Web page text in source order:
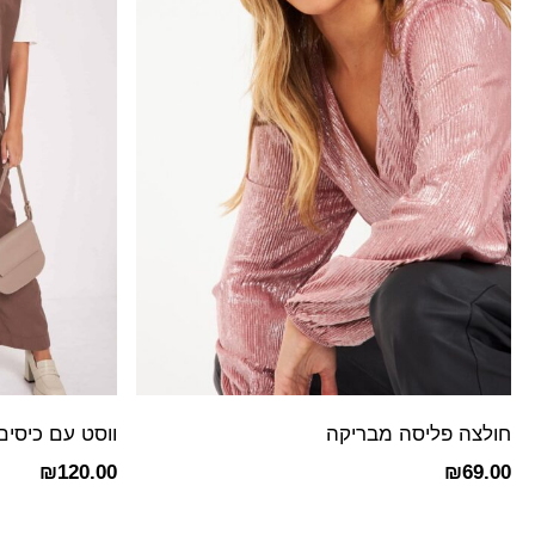
חולצה פליסה מבריקה
₪69.00
ווסט עם
₪120.00